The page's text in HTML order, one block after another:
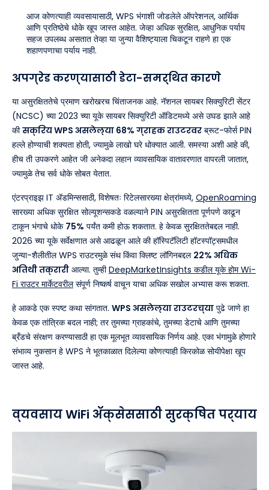
आज कोणत्याही व्यवसायासाठी, WPS भंगाशी जोडलेले ऑपरेशनल, आर्थिक
आणि प्रतिष्ठेचे धोके खूप जास्त आहेत. जेव्हा अधिक सुरक्षित, आधुनिक पर्याय
सहज उपलब्ध असतात तेव्हा या जुन्या वैशिष्ट्याला चिकटून राहणे हा एक
शहाणपणाचा पर्याय नाही.
अपग्रेड करण्यासाठी डेटा-समर्थित कारणे
या असुरक्षिततेचे प्रमाण खरोखरच चिंताजनक आहे. नॅशनल सायबर सिक्युरिटी सेंटर
(NCSC) च्या 2023 च्या यूके सायबर सिक्युरिटी ऑडिटमध्ये असे उघड झाले आहे
कीसक्रिय WPS असलेल्या 68% ग्राहक राउटरवर ब्रूट-फोर्स PIN
हल्ले होण्याची शक्यता होती, ज्यामुळे लाखो घरे धोक्यात आली. समस्या अशी आहे की,
हीच ती उपकरणे आहेत जी अनेकदा लहान व्यावसायिक वातावरणात वापरली जातात,
ज्यामुळे तेच सर्व धोके सोबत येतात.
एंटरप्राइझ IT ॲडमिन्ससाठी, विशेषतः रिटेलसारख्या क्षेत्रांमध्ये, OpenRoaming
सारख्या अधिक सुरक्षित सोल्यूशन्सकडे वळल्याने PIN असुरक्षितता पूर्णपणे काढून
टाकून भंगाचे धोके 75% पर्यंत कमी होऊ शकतात. हे केवळ सुरक्षिततेबद्दल नाही.
2026 च्या यूके सर्वेक्षणात असे आढळून आले की हॉस्पिटॅलिटी हॉटस्पॉट्समधील
जुन्या-शैलीतील WPS राउटरमुळे संथ किंवा क्लिष्ट लॉगिनबद्दल 22% अधिक
अतिथी तक्रारी आल्या. तुम्हीDeepMarketInsights कडील यूके होम Wi-
Fi राउटर मार्केटवरीलसंपूर्ण निष्कर्ष वाचून याचा अधिक सखोल अभ्यास करू शकता.
हे आकडे एक स्पष्ट कथा सांगतात. WPS असलेल्या राउटरच्या पुढे जाणे हा
केवळ एक तांत्रिक बदल नाही; तर तुमच्या ग्राहकांचे, तुमच्या डेटाचे आणि तुमच्या
ब्रँडचे संरक्षण करण्यासाठी हा एक मूलभूत व्यावसायिक निर्णय आहे. एका भंगामुळे होणारे
संभाव्य नुकसान हे WPS ने भूतकाळात दिलेल्या कोणत्याही किरकोळ सोयीपेक्षा खूप
जास्त आहे.
व्यवसाय WiFi ॲक्सेससाठी सुरक्षित पर्याय